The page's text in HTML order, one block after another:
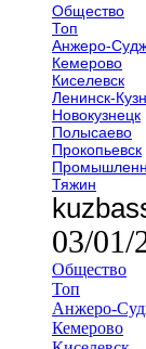
Общество
Топ
Анжеро-
Кемерово
Киселевск
Ленинск-
Новокузнецк
Полысаево
Прокопьевск
Тяжин
03/01/
Общество
Топ
Анжеро-
Кемерово